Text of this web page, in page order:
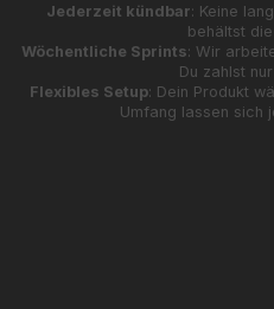
Jederzeit kündbar: Keine
behältst
Wöchentliche Sprints: Wir
Du zahlst
Flexibles Setup: Dein Produkt
Umfang lassen sich